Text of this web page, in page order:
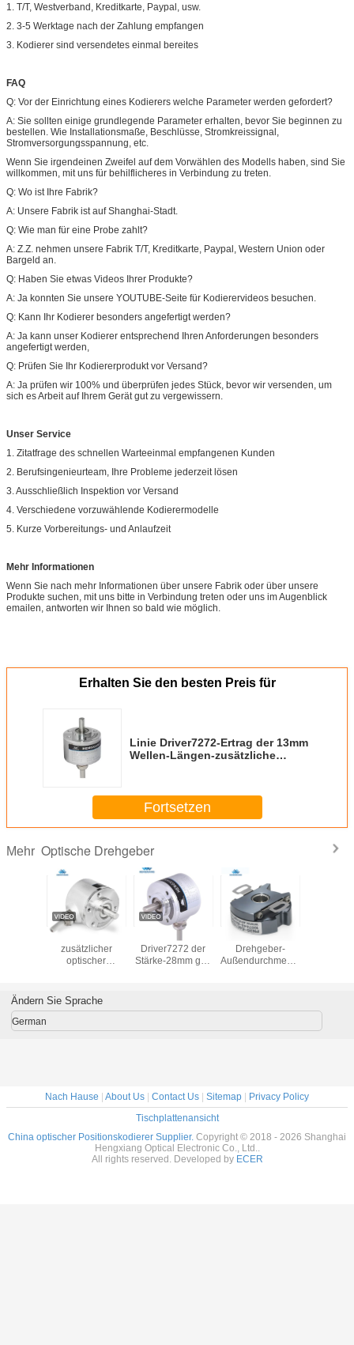
1. T/T, Westverband, Kreditkarte, Paypal, usw.
2. 3-5 Werktage nach der Zahlung empfangen
3. Kodierer sind versendetes einmal bereites
FAQ
Q: Vor der Einrichtung eines Kodierers welche Parameter werden gefordert?
A: Sie sollten einige grundlegende Parameter erhalten, bevor Sie beginnen zu
bestellen. Wie Installationsmaße, Beschlüsse, Stromkreissignal,
Stromversorgungsspannung, etc.
Wenn Sie irgendeinen Zweifel auf dem Vorwählen des Modells haben, sind Sie
willkommen, mit uns für behilflicheres in Verbindung zu treten.
Q: Wo ist Ihre Fabrik?
A: Unsere Fabrik ist auf Shanghai-Stadt.
Q: Wie man für eine Probe zahlt?
A: Z.Z. nehmen unsere Fabrik T/T, Kreditkarte, Paypal, Western Union oder
Bargeld an.
Q: Haben Sie etwas Videos Ihrer Produkte?
A: Ja konnten Sie unsere YOUTUBE-Seite für Kodierervideos besuchen.
Q: Kann Ihr Kodierer besonders angefertigt werden?
A: Ja kann unser Kodierer entsprechend Ihren Anforderungen besonders
angefertigt werden,
Q: Prüfen Sie Ihr Kodiererprodukt vor Versand?
A: Ja prüfen wir 100% und überprüfen jedes Stück, bevor wir versenden, um
sich es Arbeit auf Ihrem Gerät gut zu vergewissern.
Unser Service
1. Zitatfrage des schnellen Warteeinmal empfangenen Kunden
2. Berufsingenieurteam, Ihre Probleme jederzeit lösen
3. Ausschließlich Inspektion vor Versand
4. Verschiedene vorzuwählende Kodierermodelle
5. Kurze Vorbereitungs- und Anlaufzeit
Mehr Informationen
Wenn Sie nach mehr Informationen über unsere Fabrik oder über unsere
Produkte suchen, mit uns bitte in Verbindung treten oder uns im Augenblick
emailen, antworten wir Ihnen so bald wie möglich.
Erhalten Sie den besten Preis für
Linie Driver7272-Ertrag der 13mm
Wellen-Längen-zusätzliche
Fortsetzen
Mehr Optische Drehgeber
zusätzlicher
optischer
2048ppr IP65 S38
6mm
Driver7272 der
Stärke-28mm gab
-600ppr aus
Ultra dünner
Drehgeber-
Außendurchmesser
Ändern Sie Sprache
German
Nach Hause About Us Contact Us Sitemap
Privacy Policy
Tischplattenansicht
China optischer Positionskodierer Supplier. Copyright © 2018 - 2026 Shanghai
Hengxiang Optical Electronic Co., Ltd..
All rights reserved. Developed by ECER